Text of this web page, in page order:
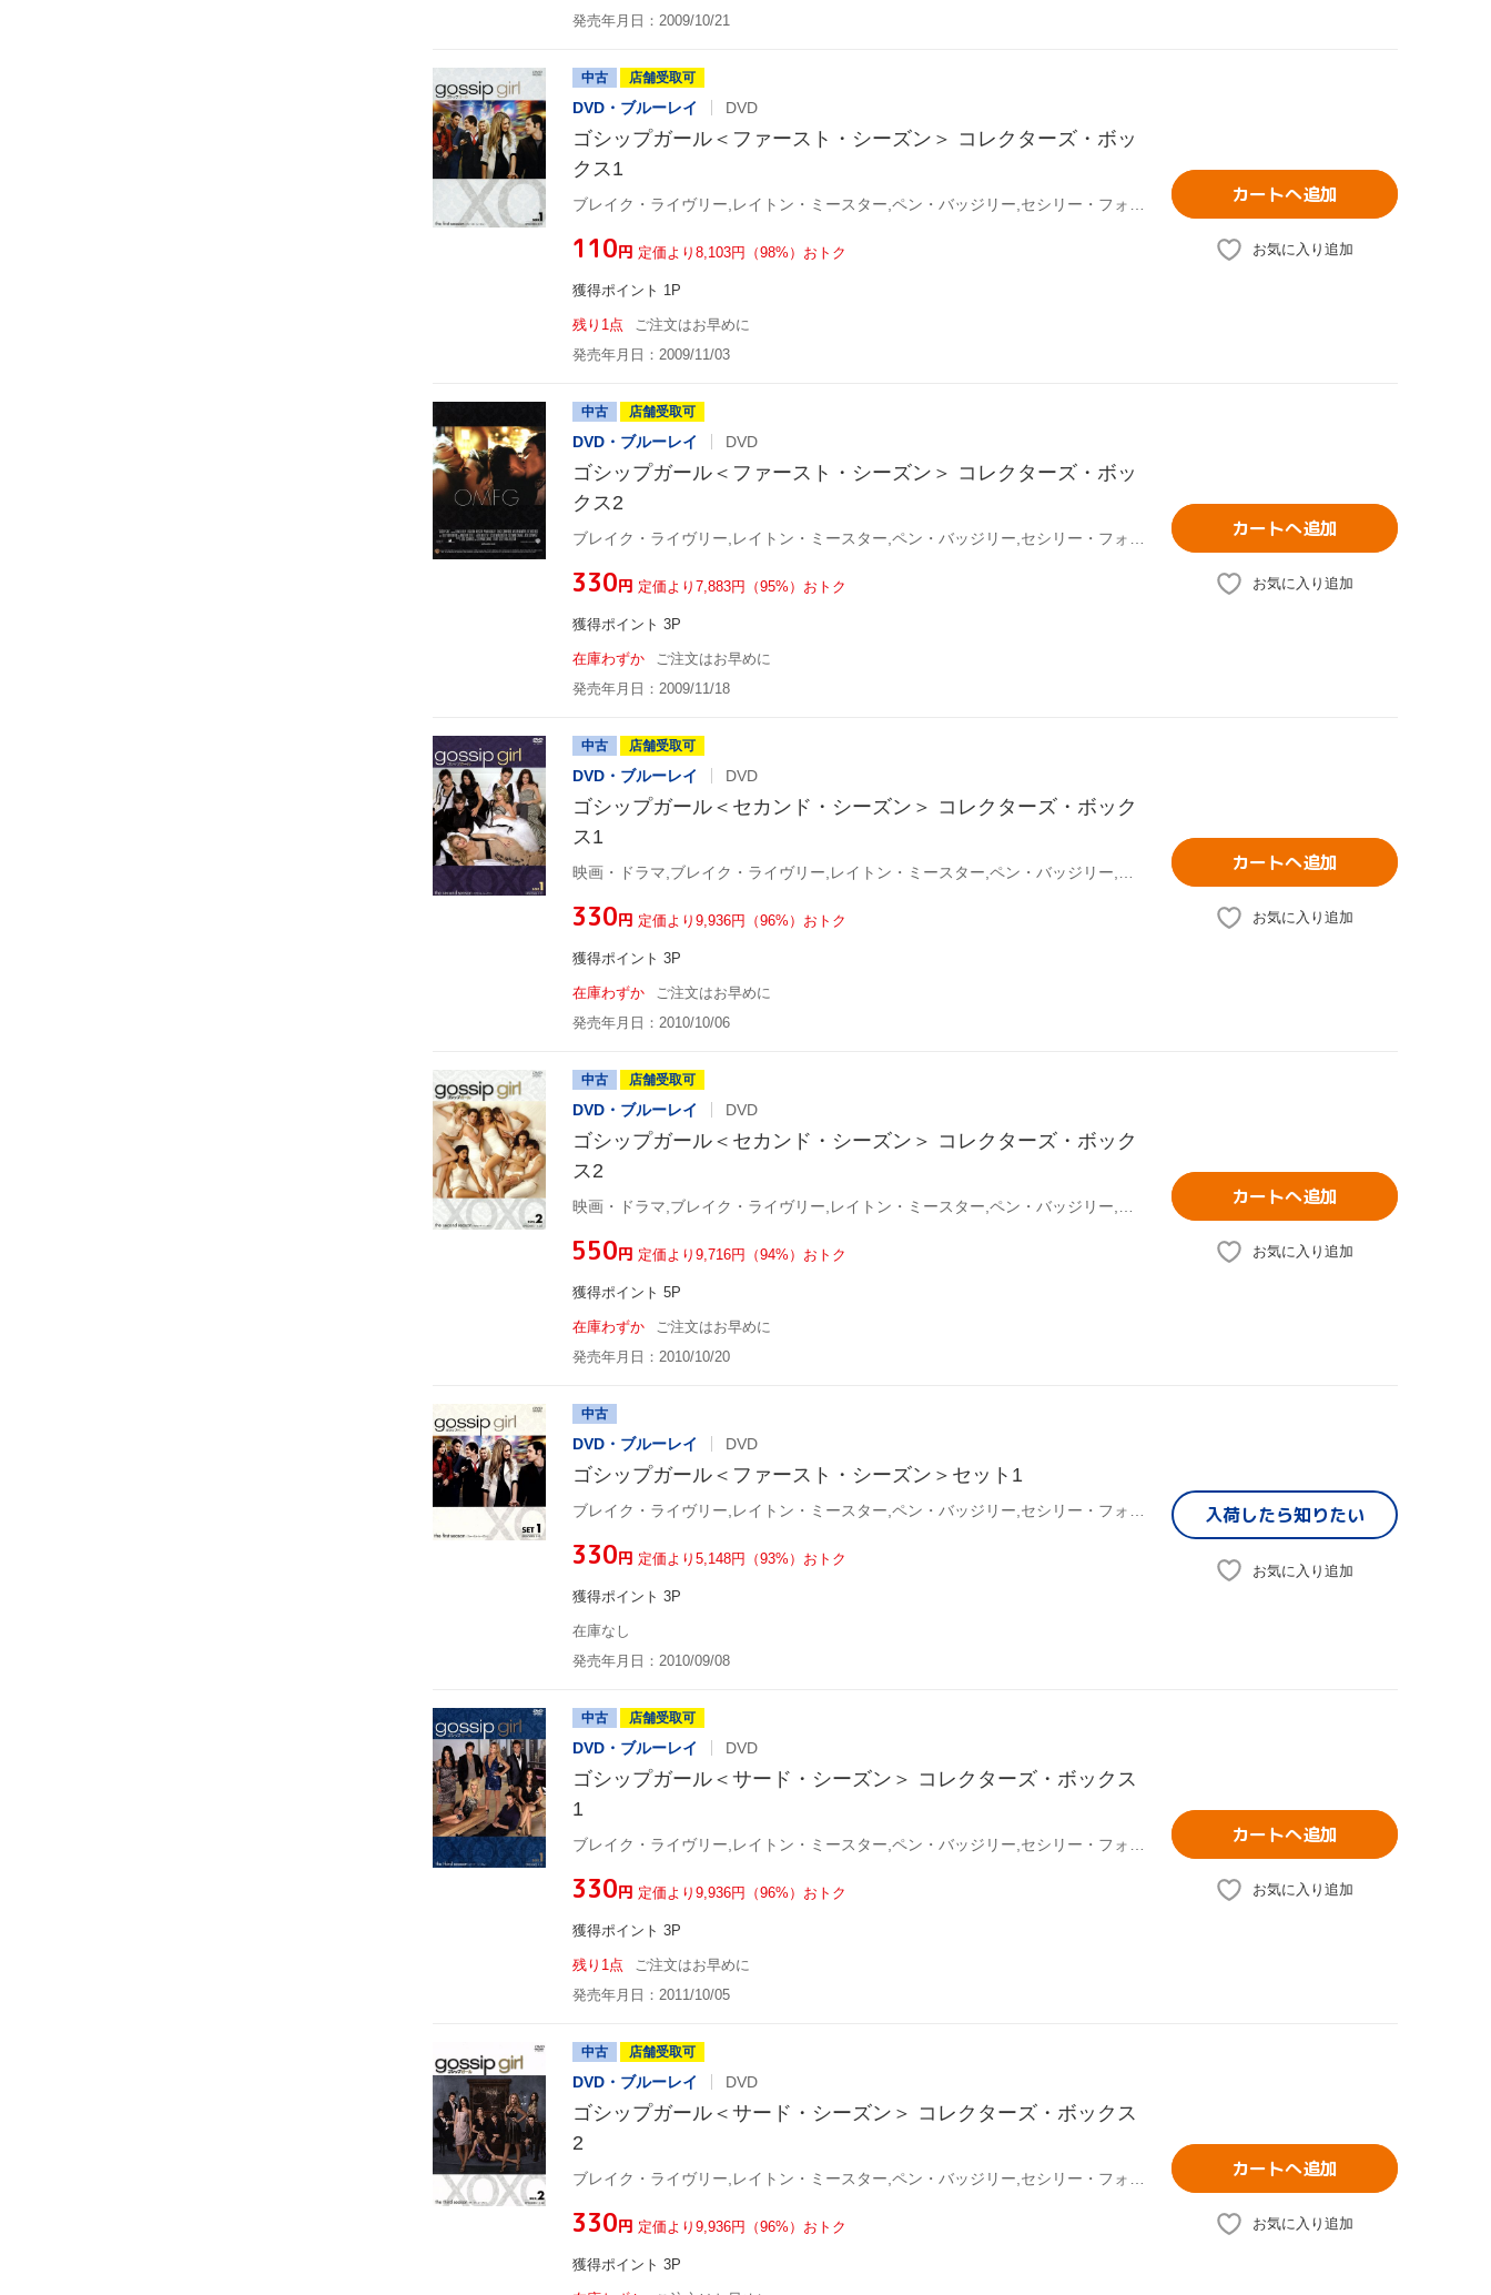
発売年月日：2009/10/21
中古 店舗受取可
DVD・ブルーレイ DVD
ゴシップガール＜ファースト・シーズン＞ コレクターズ・ボッ
クス1
¥110円 定価より8,103円（98%）おトク
獲得ポイント 1P
残り1点
ご注文はお早めに
発売年月日：2009/11/03
カートへ追加
お気に入り追加
中古 店舗受取可
DVD・ブルーレイ DVD
ゴシップガール＜ファースト・シーズン＞ コレクターズ・ボッ
クス2
¥330円 定価より7,883円（95%）おトク
獲得ポイント 3P
在庫わずか
ご注文はお早めに
発売年月日：2009/11/18
カートへ追加
お気に入り追加
中古 店舗受取可
DVD・ブルーレイ DVD
ゴシップガール＜セカンド・シーズン＞ コレクターズ・ボック
ス1
¥330円 定価より9,936円（96%）おトク
獲得ポイント 3P
在庫わずか
ご注文はお早めに
発売年月日：2010/10/06
カートへ追加
お気に入り追加
中古 店舗受取可
DVD・ブルーレイ DVD
ゴシップガール＜セカンド・シーズン＞ コレクターズ・ボック
ス2
¥550円 定価より9,716円（94%）おトク
獲得ポイント 5P
在庫わずか
ご注文はお早めに
発売年月日：2010/10/20
カートへ追加
お気に入り追加
中古
DVD・ブルーレイ DVD
ゴシップガール＜ファースト・シーズン＞セット1
¥330円 定価より5,148円（93%）おトク
獲得ポイント 3P
在庫なし
発売年月日：2010/09/08
入荷したら知りたい
お気に入り追加
中古 店舗受取可
DVD・ブルーレイ DVD
ゴシップガール＜サード・シーズン＞ コレクターズ・ボックス
1
¥330円 定価より9,936円（96%）おトク
獲得ポイント 3P
残り1点
ご注文はお早めに
発売年月日：2011/10/05
カートへ追加
お気に入り追加
中古 店舗受取可
DVD・ブルーレイ DVD
ゴシップガール＜サード・シーズン＞ コレクターズ・ボックス
2
¥330円 定価より9,936円（96%）おトク
獲得ポイント 3P
カートへ追加
お気に入り追加